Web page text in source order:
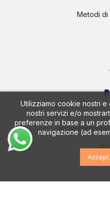
Utilizziamo cookie nostri
nostri servizi e/o
preferenze in base a un
navigazione (ad
Accept
Metodi di
Ricevete il